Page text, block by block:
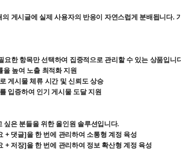
게시글에 실제 사용자의 반응이 자연스럽게 분배됩니다
요한 항목만 선택하여 집중적으로 관리할 수 있는 상품입니
높여 노출 최적화 지원
게시물 체류 시간 및 신뢰도 상승
입증하여 인기 게시물 도달 지원
은 분들을 위한 올인원 솔루션입니다.
+ 댓글]을 한 번에 관리하여 소통형 계정 육성
+ 저장]을 한 번에 관리하여 정보 확산형 계정 육성